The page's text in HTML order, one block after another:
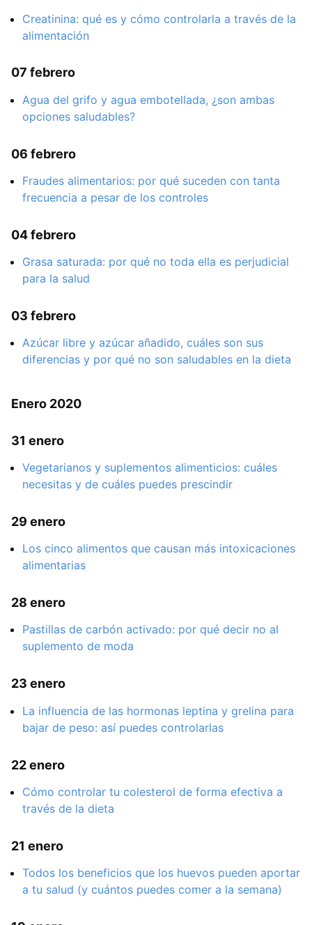
Creatinina: qué es y cómo controlarla a través de la
alimentación
07 febrero
Agua del grifo y agua embotellada, ¿son ambas
opciones saludables?
06 febrero
Fraudes alimentarios: por qué suceden con tanta
frecuencia a pesar de los controles
04 febrero
Grasa saturada: por qué no toda ella es perjudicial
para la salud
03 febrero
Azúcar libre y azúcar añadido, cuáles son sus
diferencias y por qué no son saludables en la dieta
Enero 2020
31 enero
Vegetarianos y suplementos alimenticios: cuáles
necesitas y de cuáles puedes prescindir
29 enero
Los cinco alimentos que causan más intoxicaciones
alimentarias
28 enero
Pastillas de carbón activado: por qué decir no al
suplemento de moda
23 enero
La influencia de las hormonas leptina y grelina para
bajar de peso: así puedes controlarlas
22 enero
Cómo controlar tu colesterol de forma efectiva a
través de la dieta
21 enero
Todos los beneficios que los huevos pueden aportar
a tu salud (y cuántos puedes comer a la semana)